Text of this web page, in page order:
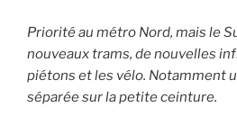
Priorité au métro Nord, mais le
nouveaux trams, de nouvelles
piétons et les vélo. Notamment
séparée sur la petite ceinture.